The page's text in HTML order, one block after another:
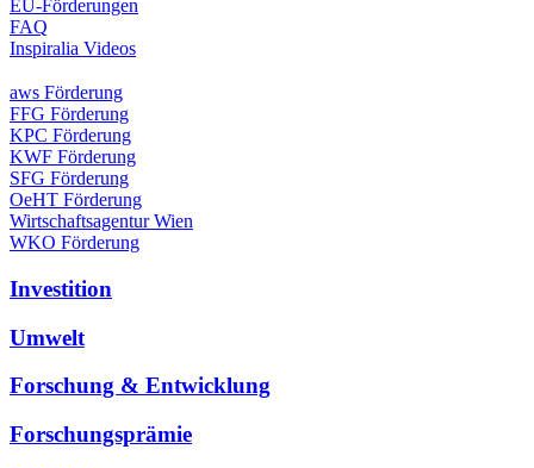
EU-Förderungen
FAQ
Inspiralia Videos
aws Förderung
FFG Förderung
KPC Förderung
KWF Förderung
SFG Förderung
OeHT Förderung
Wirtschaftsagentur Wien
WKO Förderung
Investition
Umwelt
Forschung & Entwicklung
Forschungsprämie